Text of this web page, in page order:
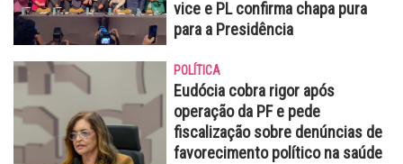
vice e PL confirma chapa pura
para a Presidência
POLÍTICA
Eudócia cobra rigor após
operação da PF e pede
fiscalização sobre denúncias de
favorecimento político na saúde